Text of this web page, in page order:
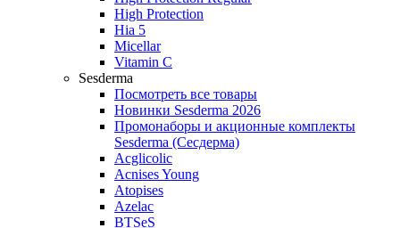
High Protection
Hia 5
Micellar
Vitamin C
Sesderma
Посмотреть все товары
Новинки Sesderma 2026
Промонаборы и акционные комплекты
Sesderma (Сесдерма)
Acglicolic
Acnises Young
Atopises
Azelac
BTSeS